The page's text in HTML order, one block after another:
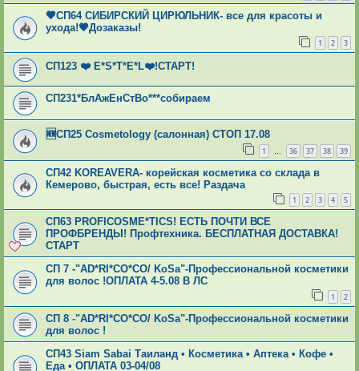
🤎СП64 СИБИРСКИЙ ЦИРЮЛЬНИК- все для красоты и
ухода!🤎Дозаказы!
1 2 3
СП123 ❤️️ Е*S*T*Е*L❤️️!СТАРТ!
СП231*БлАжЕнСтВо***собираем
🆕СП25 Cosmetology (салонная) СТОП 17.08
1 … 36 37 38 39
СП42 KOREAVERA- корейская косметика со склада в
Кемерово, быстрая, есть все! Раздача
1 2 3 4 5
СП63 PROFICOSME*TICS! ЕСТЬ ПОЧТИ ВСЕ
ПРОФБРЕНДЫ! Профтехника. БЕСПЛАТНАЯ ДОСТАВКА!
СТАРТ
СП 7 -"AD*RI*CO*CO/ KoSa"-Профессиональной косметики
для волос !ОПЛАТА 4-5.08 В ЛС
1 2
СП 8 -"AD*RI*CO*CO/ KoSa"-Профессиональной косметики
для волос !
СП43 Siam Sabai Таиланд • Косметика • Аптека • Кофе •
Еда • ОПЛАТА 03-04/08